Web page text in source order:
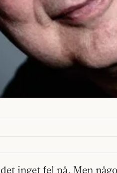
inget fel på. Men